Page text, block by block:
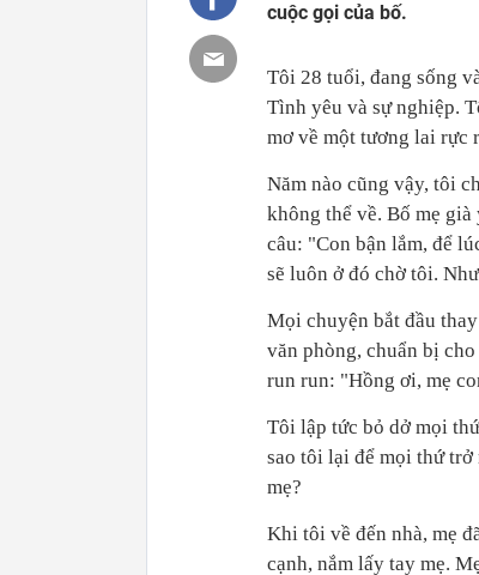
cuộc gọi của bố.
Tôi 28 tuổi, đang sống
Tình yêu và sự nghiệp.
mơ về một tương lai rực
Năm nào cũng vậy, tôi
không thể về. Bố mẹ
câu: "Con bận lắm, để
sẽ luôn ở đó chờ tôi.
Mọi chuyện bắt đầu
văn phòng, chuẩn bị
run run: "Hồng ơi, mẹ
Tôi lập tức bỏ dở mọi
sao tôi lại để mọi thứ
mẹ?
Khi tôi về đến nhà, mẹ
cạnh, nắm lấy tay mẹ.